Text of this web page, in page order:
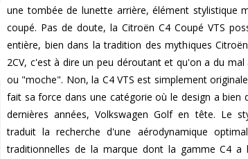
une tombée de lunette arrière, élément stylistique
coupé. Pas de doute, la Citroën C4 Coupé VTS
entière, bien dans la tradition des mythiques
2CV, c'est à dire un peu déroutant et qu'on a du
ou "moche". Non, la C4 VTS est simplement
fait sa force dans une catégorie où le design a bien
dernières années, Volkswagen Golf en tête. Le
traduit la recherche d'une aérodynamique
traditionnelles de la marque dont la gamme C4 a